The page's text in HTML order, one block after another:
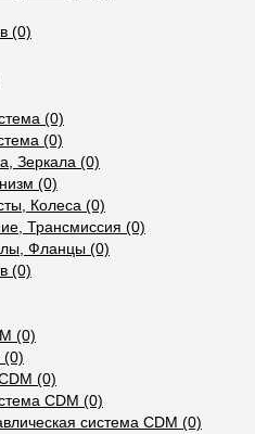
(0)
(0)
(0)
Зеркала (0)
(0)
Колеса (0)
Трансмиссия (0)
Фланцы (0)
(0)
(0)
(0)
(0)
CDM (0)
система CDM (0)